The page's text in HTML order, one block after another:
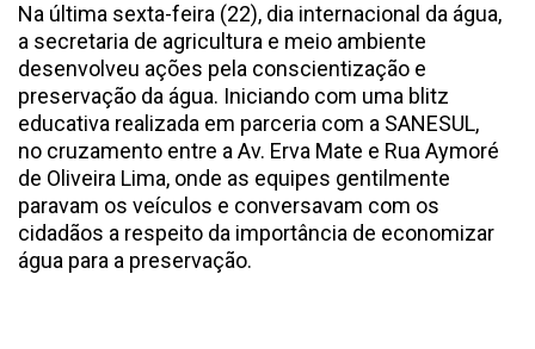
Na última sexta-feira (22), dia internacional da água,
a secretaria de agricultura e meio ambiente
desenvolveu ações pela conscientização e
preservação da água. Iniciando com uma blitz
educativa realizada em parceria com a SANESUL,
no cruzamento entre a Av. Erva Mate e Rua Aymoré
de Oliveira Lima, onde as equipes gentilmente
paravam os veículos e conversavam com os
cidadãos a respeito da importância de economizar
água para a preservação.